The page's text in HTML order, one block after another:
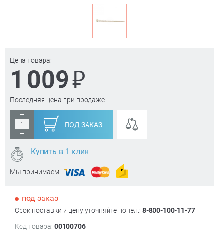
Цена товара:
1 009₽
Последняя цена при продаже
ПОД ЗАКАЗ
Купить в 1 клик
Мы принимаем
под заказ
Срок поставки и цену уточняйте по тел.: 8-800-100-11-77
Код товара: 00100706